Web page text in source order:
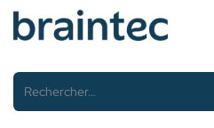
Se rendre au contenu